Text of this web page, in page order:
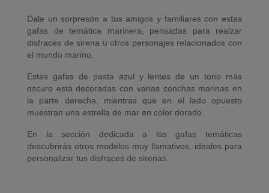
Dale un sorpresón a tus amigos y familiares con estas
gafas de temática marinera, pensadas para realzar
disfraces de sirena u otros personajes relacionados con
el mundo marino.
Estas gafas de pasta azul y lentes de un tono más
oscuro está decoradas con varias conchas marinas en
la parte derecha, mientras que en el lado opuesto
muestran una estrella de mar en color dorado.
En la sección dedicada a las gafas temáticas
descubrirás otros modelos muy llamativos, ideales para
personalizar tus disfraces de sirenas.